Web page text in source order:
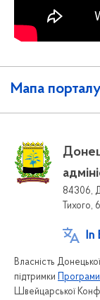
Мапа
84306,
Тихого, 6
In
Власність
підтримки
Швейцарської